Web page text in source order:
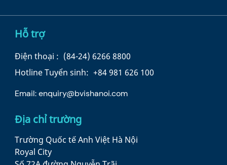
Hỗ trợ
Điện thoại : (84-24) 6266 8800
Hotline Tuyển sinh: +84 981 626 100
Email:enquiry@bvishanoi.com
Địa chỉ trường
Trường Quốc tế Anh Việt Hà Nội
Royal City